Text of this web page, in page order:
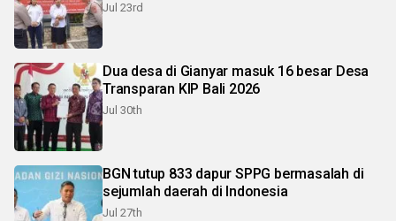
Jul 23rd
Dua desa di Gianyar masuk 16 besar Desa
Transparan KIP Bali 2026
Jul 30th
BGN tutup 833 dapur SPPG bermasalah di
sejumlah daerah di Indonesia
Jul 27th